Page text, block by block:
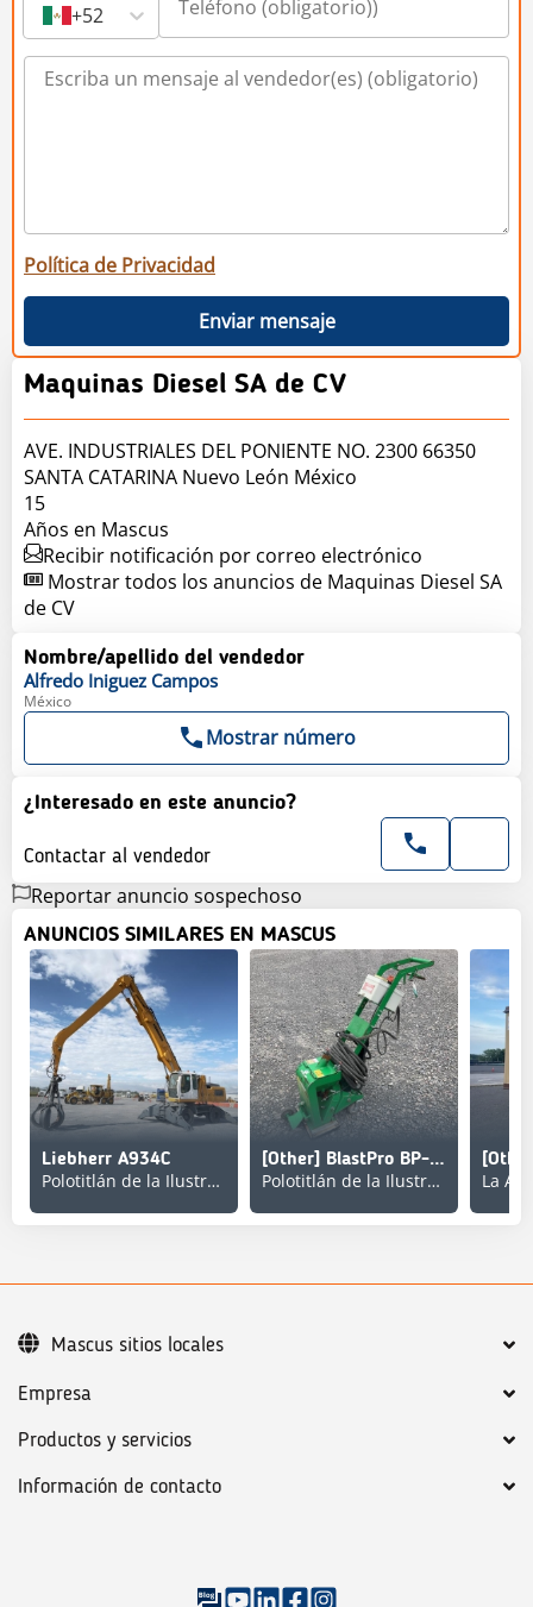
+52
Política de Privacidad
Enviar mensaje
Maquinas Diesel SA de CV
AVE. INDUSTRIALES DEL PONIENTE NO. 2300 66350
SANTA CATARINA Nuevo León México
15
Años en Mascus
Recibir notificación por correo electrónico
Mostrar todos los anuncios de Maquinas Diesel SA
de CV
Nombre/apellido del vendedor
Alfredo Iniguez Campos
México
Mostrar número
¿Interesado en este anuncio?
Contactar al vendedor
Reportar anuncio sospechoso
ANUNCIOS SIMILARES EN MASCUS
Liebherr A934C
Polotitlán de la Ilustración
[Other] BlastPro BP-9-110V
Polotitlán de la Ilustración La
Empresa
Productos y servicios
Información de contacto
Mascus sitios locales